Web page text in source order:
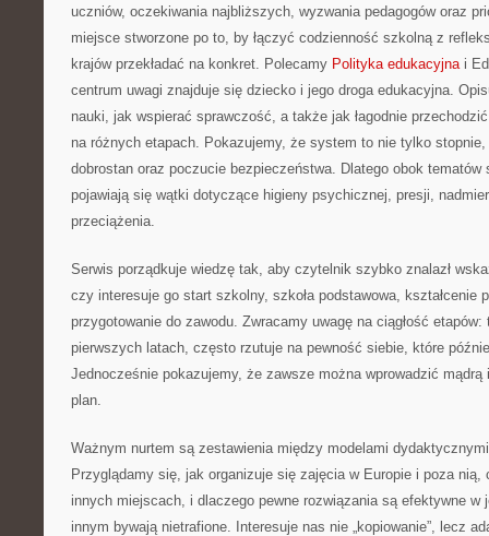
uczniów, oczekiwania najbliższych, wyzwania pedagogów oraz
miejsce stworzone po to, by łączyć codzienność szkolną z
krajów przekładać na konkret. Polecamy Polityka edukacyjnai
centrum uwagi znajduje się dziecko i jego droga edukacyjna.
nauki, jak wspierać sprawczość, a także jak łagodnie
na różnych etapach. Pokazujemy, że system to nie tylko
dobrostan oraz poczucie bezpieczeństwa. Dlatego obok tematów
pojawiają się wątki dotyczące higieny psychicznej, presji,
przeciążenia.
Serwis porządkuje wiedzę tak, aby czytelnik szybko znalazł
czy interesuje go start szkolny, szkoła podstawowa, kształcenie
przygotowanie do zawodu. Zwracamy uwagę na ciągłość
pierwszych latach, często rzutuje na pewność siebie, które
Jednocześnie pokazujemy, że zawsze można wprowadzić mądrą
plan.
Ważnym nurtem są zestawienia między modelami
Przyglądamy się, jak organizuje się zajęcia w Europie i poza nią,
innych miejscach, i dlaczego pewne rozwiązania są efektywne w
innym bywają nietrafione. Interesuje nas nie „kopiowanie”, lecz